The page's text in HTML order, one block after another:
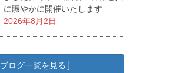
に賑やかに開催いたします
2026年8月2日
ブログ一覧を見る